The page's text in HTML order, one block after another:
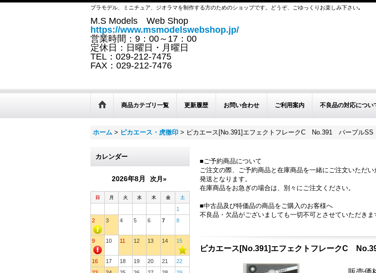
プラモデル、ミニチュア、ジオラマを制作する方のためのショップです。どうぞ、ごゆっくりお楽しみ下さい｡
M.S Models Web Shop
https://www.msmodelswebshop.jp/
営業時間：9：00～17：00
定休日：日曜日・月曜日
TEL：029-212-7475
FAX：029-212-7476
商品カテゴリ一覧 更新履歴 お問い合わせ ご利用案内 不良品の対応につい
ホーム > ピカエース・虎徹印 > ピカエース[No.391]エフェクトフレークC No.391 パープルSS
カレンダー
2026年8月 次月»
日 月 火 水 木 金 土
1
2
3 4 5 6 7 8
9 10 11 12 13 14 15
16 17 18 19 20 21
22
■ご予約商品について
ご注文の際、ご予約商品と在庫商品を一緒にご注文いただ
発送となります。
在庫商品をお急ぎの場合は、別々にご注文ください。
■中古品及び特価品の商品をご購入のお客様へ
不良品・欠品がございましても一切不可とさせていただきま
ピカエース[No.391]エフェクトフレークC